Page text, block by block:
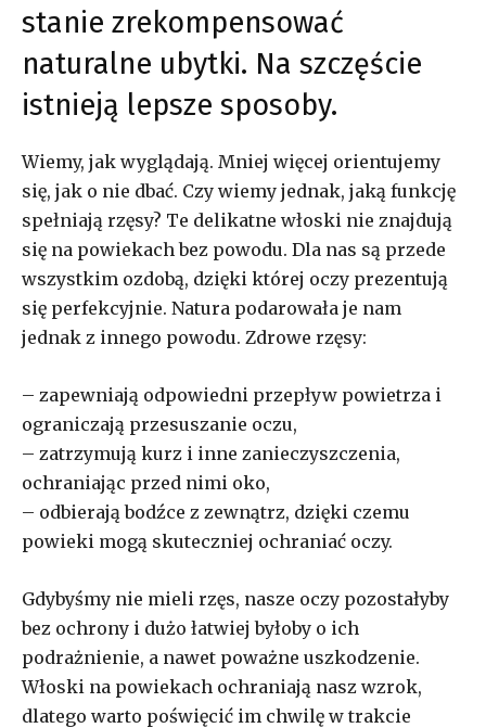
stanie zrekompensować
naturalne ubytki. Na szczęście
istnieją lepsze sposoby.
Wiemy, jak wyglądają. Mniej więcej orientujemy
się, jak o nie dbać. Czy wiemy jednak, jaką funkcję
spełniają rzęsy? Te delikatne włoski nie znajdują
się na powiekach bez powodu. Dla nas są przede
wszystkim ozdobą, dzięki której oczy prezentują
się perfekcyjnie. Natura podarowała je nam
jednak z innego powodu. Zdrowe rzęsy:
– zapewniają odpowiedni przepływ powietrza i
ograniczają przesuszanie oczu,
– zatrzymują kurz i inne zanieczyszczenia,
ochraniając przed nimi oko,
– odbierają bodźce z zewnątrz, dzięki czemu
powieki mogą skuteczniej ochraniać oczy.
Gdybyśmy nie mieli rzęs, nasze oczy pozostałyby
bez ochrony i dużo łatwiej byłoby o ich
podrażnienie, a nawet poważne uszkodzenie.
Włoski na powiekach ochraniają nasz wzrok,
dlatego warto poświęcić im chwilę w trakcie